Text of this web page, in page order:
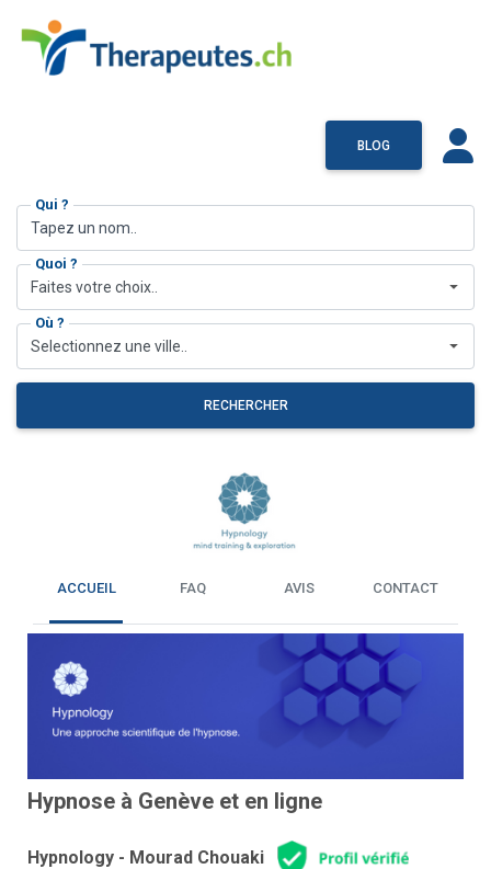
BLOG
Qui ?
Quoi ?
Faites votre choix..
Où ?
Selectionnez une ville..
RECHERCHER
ACCUEIL FAQ AVIS CONTACT
Hypnose à Genève et en ligne
Hypnology - Mourad Chouaki